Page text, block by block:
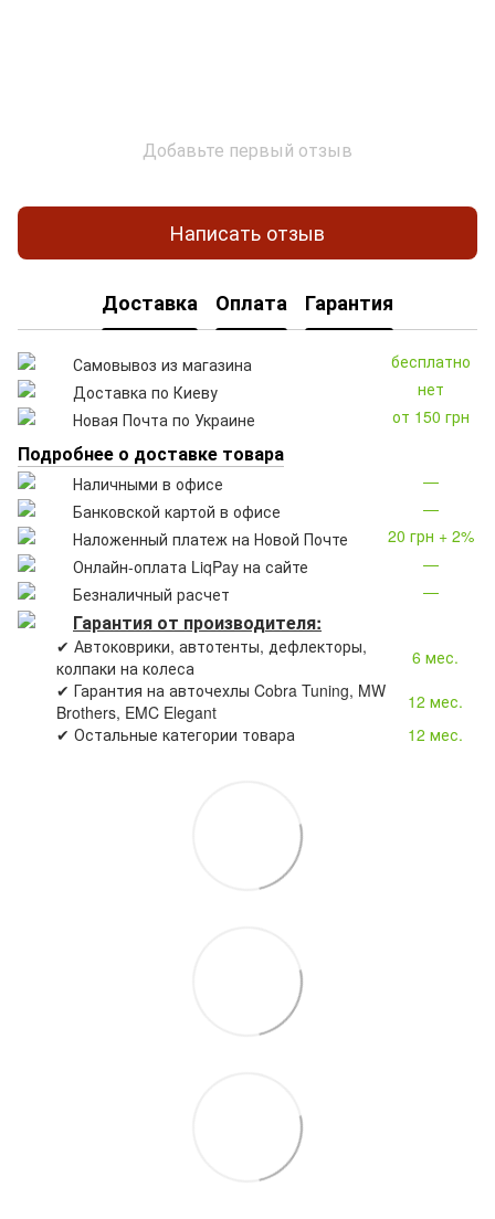
Добавьте первый отзыв
Написать отзыв
Доставка Оплата Гарантия
Самовывоз из магазина
бесплатно
Доставка по Киеву
нет
Новая Почта по Украине
от 150 грн
Подробнее о доставке товара
Наличными в офисе
—
Банковской картой в офисе
—
Наложенный платеж на Новой Почте
20 грн + 2%
Онлайн-оплата LiqPay на сайте
—
Безналичный расчет
—
Гарантия от производителя:
✔ Автоковрики, автотенты, дефлекторы,
колпаки на колеса
6 мес.
✔ Гарантия на авточехлы Cobra Tuning, MW
Brothers, EMC Elegant
12 мес.
✔ Остальные категории товара
12 мес.